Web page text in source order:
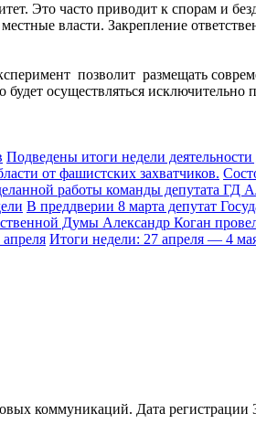
Это часто приводит к спорам и
власти. Закрепление
позволит размещать
осуществляться исключительно
Подведены итоги недели
от фашистских захватчиков.
работы команды депутата ГД
В преддверии 8 марта депутат
Думы Александр Коган
Итоги недели: 27 апреля — 4
коммуникаций. Дата регистрации